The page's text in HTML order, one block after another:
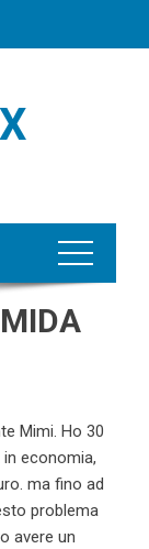
Mimi. Ho 30
economia,
ma fino ad
problema
avere un